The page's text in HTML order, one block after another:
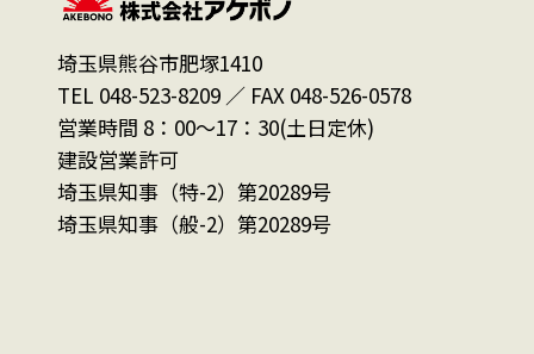
埼玉県熊谷市肥塚1410
TEL 048-523-8209 ／ FAX 048-526-0578
営業時間 8：00～17：30(土日定休)
建設営業許可
埼玉県知事（特-2）第20289号
埼玉県知事（般-2）第20289号